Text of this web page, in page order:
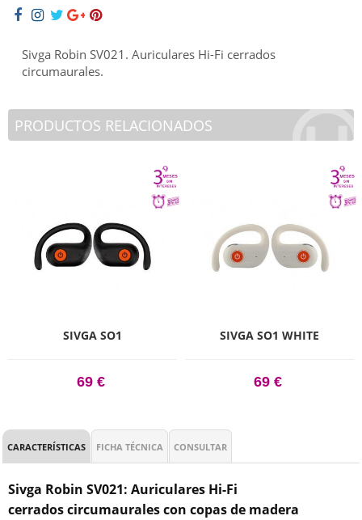
Sivga Robin SV021. Auriculares Hi-Fi cerrados
circumaurales.
PRODUCTOS RELACIONADOS
SIVGA SO1
69 €
SIVGA SO1 WHITE
69 €
CARACTERÍSTICAS FICHA TÉCNICA CONSULTAR
Sivga Robin SV021: Auriculares Hi-Fi
cerrados circumaurales con copas de madera